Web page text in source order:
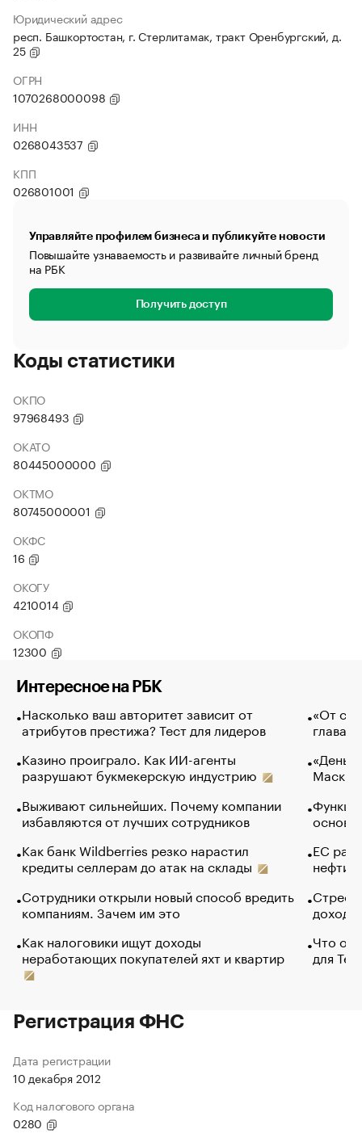
Юридический адрес
респ. Башкортостан, г. Стерлитамак, тракт Оренбургский, д.
25
ОГРН
1070268000098
ИНН
0268043537
КПП
026801001
Управляйте профилем бизнеса и публикуйте новости
Повышайте узнаваемость и развивайте личный бренд
на РБК
Получить доступ
Коды статистики
ОКПО
97968493
ОКАТО
80445000000
ОКТМО
80745000001
ОКФС
16
ОКОГУ
4210014
ОКОПФ
12300
Интересное на РБК
Насколько ваш авторитет зависит от
атрибутов престижа? Тест для лидеров
Казино проиграло. Как ИИ-агенты
разрушают букмекерскую индустрию
Выживают сильнейших. Почему компании
избавляются от лучших сотрудников
Как банк Wildberries резко нарастил
кредиты селлерам до атак на склады
Сотрудники открыли новый способ вредить
компаниям. Зачем им это
Как налоговики ищут доходы
неработающих покупателей яхт и квартир
«От
глава
Маск в
основ
ЕС
нефти
Что
для
Регистрация ФНС
Дата регистрации
10 декабря 2012
Код налогового органа
0280